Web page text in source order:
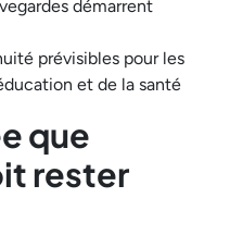
démarrent
prévisibles pour les
et de la santé
que
rester